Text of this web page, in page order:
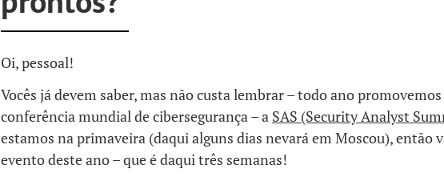
Oi, pessoal!
Vocês já devem saber, mas não custa lembrar – todo ano
conferência mundial de cibersegurança – a SAS (Security Analyst
estamos na primaveira (daqui alguns dias nevará em Moscou), então
evento deste ano – que é daqui três semanas!